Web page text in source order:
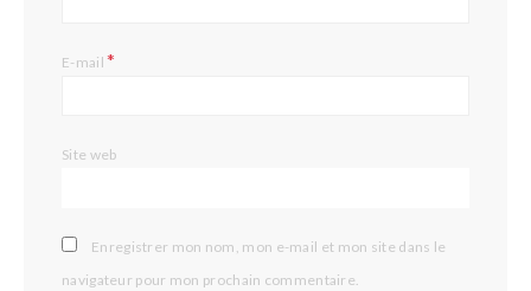
E-mail*
Site web
Enregistrer mon nom, mon e-mail et mon site dans le
navigateur pour mon prochain commentaire.